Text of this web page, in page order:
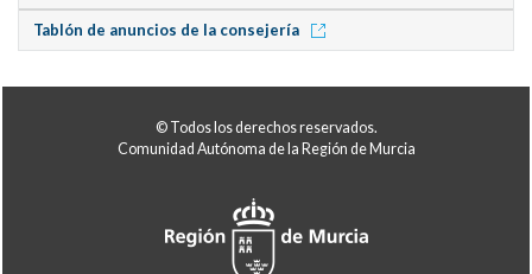
Tablón de anuncios de la consejería
© Todos los derechos reservados.
Comunidad Autónoma de la Región de Murcia